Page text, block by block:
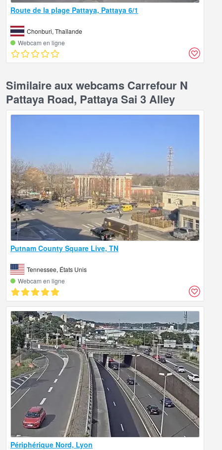
Route de la plage Pattaya, Pattaya 6/1
Chonburi, Thaïlande
Webcam en ligne
Similaire aux webcams Carrefour N
Pattaya Road, Pattaya Sai 3 Alley
Putnam County Square Live, TN
Tennessee, États Unis
Webcam en ligne
Périphérique Nord, Lyon